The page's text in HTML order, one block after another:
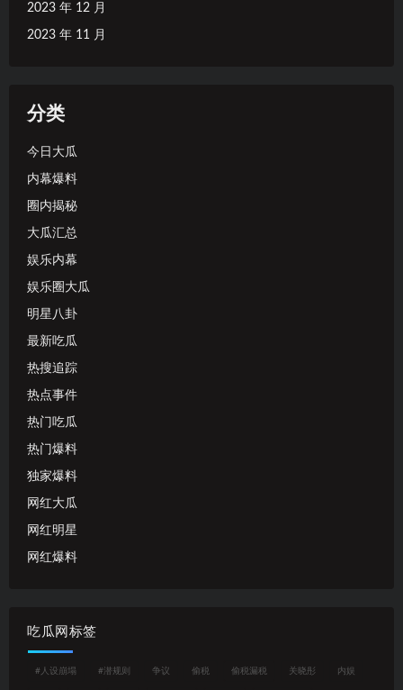
2023 年 12 月
2023 年 11 月
分类
今日大瓜
内幕爆料
圈内揭秘
大瓜汇总
娱乐内幕
娱乐圈大瓜
明星八卦
最新吃瓜
热搜追踪
热点事件
热门吃瓜
热门爆料
独家爆料
网红大瓜
网红明星
网红爆料
吃瓜网标签
#人设崩塌 #潜规则 争议 偷税 偷税漏税 关晓彤 内娱